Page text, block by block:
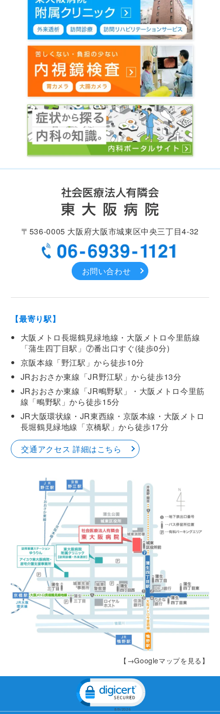
〒536-0005 大阪府大阪市城東区中央三丁目4-32
お問い合わせ
【最寄り駅】
大阪メトロ長堀鶴見緑地線・大阪メトロ今里筋線
「蒲生四丁目駅」⑦番出口すぐ(徒歩0分)
京阪本線「野江駅」から徒歩10分
JRおおさか東線「JR野江駅」から徒歩13分
JRおおさか東線「JR鴫野駅」・大阪メトロ今里筋
線「鴫野駅」から徒歩15分
JR大阪環状線・JR東西線・京阪本線・大阪メトロ
長堀鶴見緑地線「京橋駅」から徒歩17分
交通アクセス 詳細はこちら
【→Googleマップを見る】
Click to open certificate